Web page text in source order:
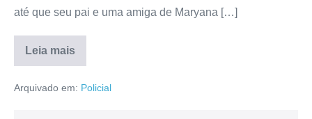
até que seu pai e uma amiga de Maryana […]
Leia mais
Arquivado em: Policial